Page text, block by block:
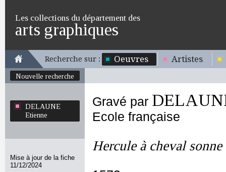
Les collections du département des
arts graphiques
Recherche sur : Oeuvres Artistes
Nouvelle recherche
DELAUNE
Etienne
Mise à jour de la fiche
11/12/2024
Gravé par
Ecole française
Hercule à cheval